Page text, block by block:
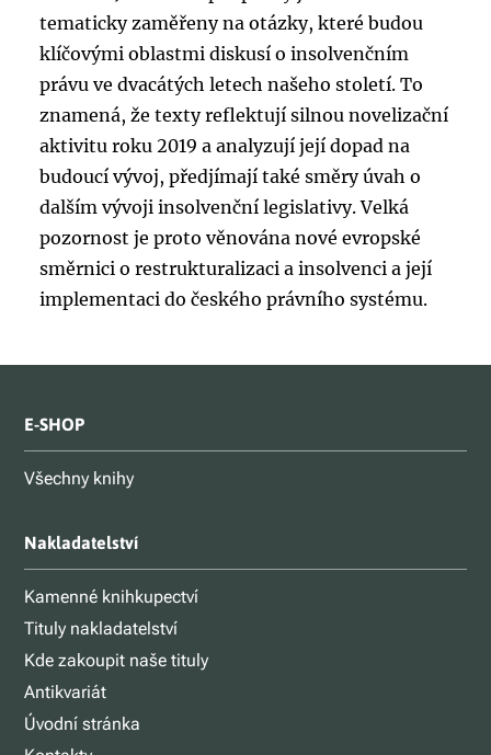
tematicky zaměřeny na otázky, které budou
klíčovými oblastmi diskusí o insolvenčním
právu ve dvacátých letech našeho století. To
znamená, že texty reflektují silnou novelizační
aktivitu roku 2019 a analyzují její dopad na
budoucí vývoj, předjímají také směry úvah o
dalším vývoji insolvenční legislativy. Velká
pozornost je proto věnována nové evropské
směrnici o restrukturalizaci a insolvenci a její
implementaci do českého právního systému.
E-SHOP
Všechny knihy
Nakladatelství
Kamenné knihkupectví
Tituly nakladatelství
Kde zakoupit naše tituly
Antikvariát
Úvodní stránka